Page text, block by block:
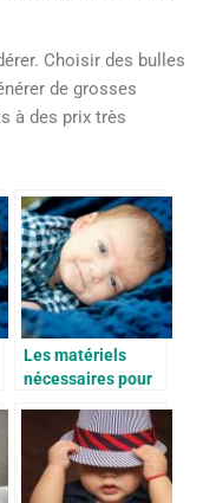
Choisir des bulles
de grosses
à des prix très
Les matériels
nécessaires pour
comme il se doit